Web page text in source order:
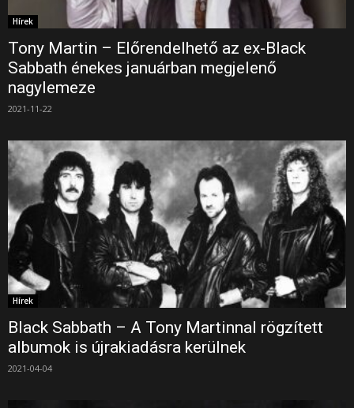
Hírek
Tony Martin – Előrendelhető az ex-Black
Sabbath énekes januárban megjelenő
nagylemeze
2021-11-22
Hírek
Black Sabbath – A Tony Martinnal rögzített
albumok is újrakiadásra kerülnek
2021-04-04